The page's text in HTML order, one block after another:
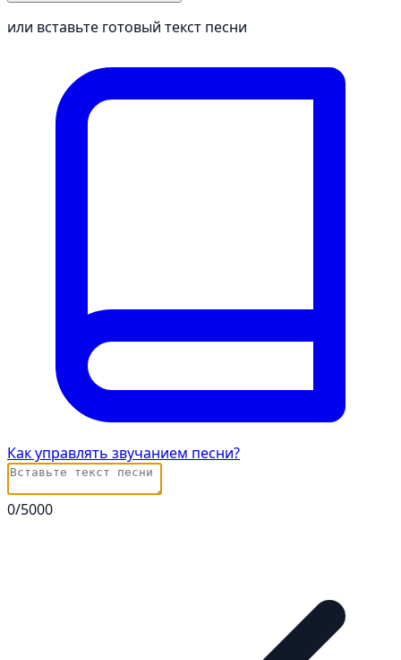
или вставьте готовый текст песни
Как управлять звучанием песни?
0/5000